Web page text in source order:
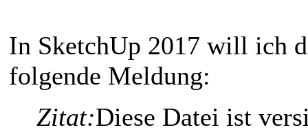
In SketchUp 2017 will ich
folgende Meldung:
Zitat:Diese Datei ist